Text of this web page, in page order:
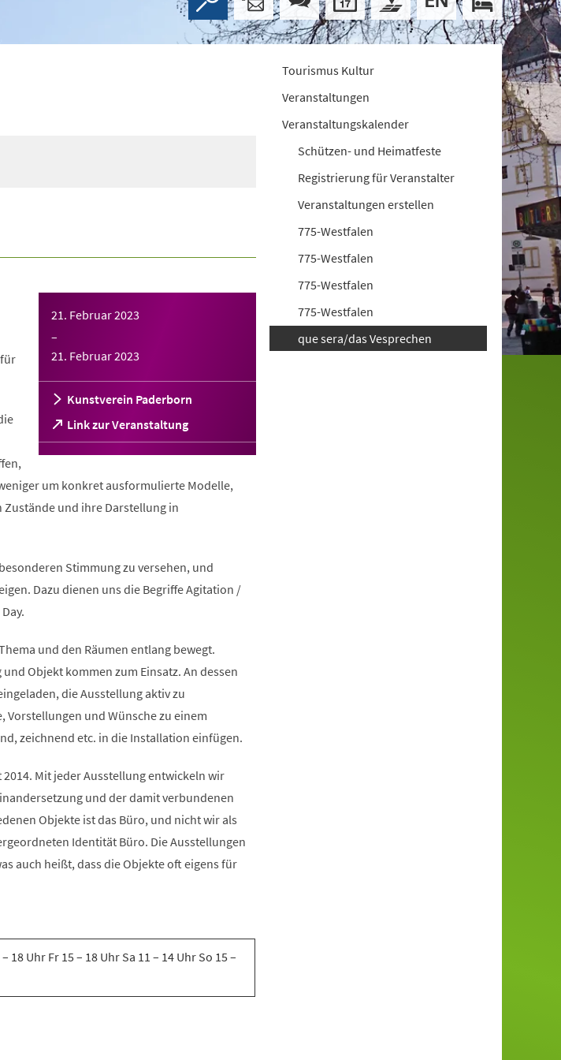
21. Februar 2023
–
21. Februar 2023
Kunstverein Paderborn
Link zur Veranstaltung
(Öffnet
in
einem
Tab)
um konkret ausformulierte Modelle,
und ihre Darstellung in
Stimmung zu versehen, und
Dazu dienen uns die Begriffe Agitation /
und den Räumen entlang bewegt.
Objekt kommen zum Einsatz. An dessen
die Ausstellung aktiv zu
Vorstellungen und Wünsche zu einem
zeichnend etc. in die Installation einfügen.
Mit jeder Ausstellung entwickeln wir
und der damit verbundenen
Objekte ist das Büro, und nicht wir als
Identität Büro. Die Ausstellungen
auch heißt, dass die Objekte oft eigens für
18 Uhr Fr 15 – 18 Uhr Sa 11 – 14 Uhr So 15 –
Tourismus Kultur
Veranstaltungen
Veranstaltungskalender
Schützen- und Heimatfeste
Registrierung für Veranstalter
Veranstaltungen erstellen
775-Westfalen
775-Westfalen
775-Westfalen
775-Westfalen
que sera/das Vesprechen